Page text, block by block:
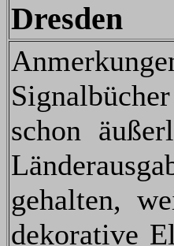
Dresden
schon
gehalten,
dekorative